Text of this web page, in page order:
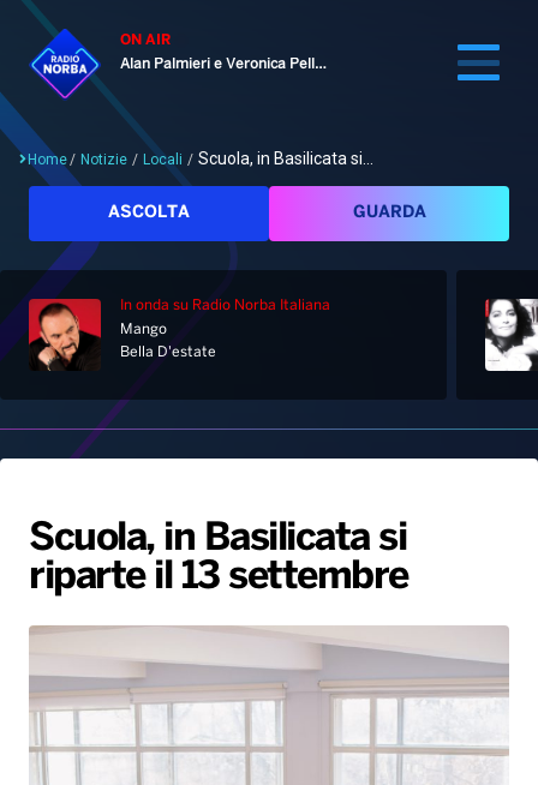
ON AIR
Alan Palmieri e Veronica Pellegrino
Cerca
Home
Palinsesto
Hit Dance
Giochi&Concorsi
PALATOUR
Notizie
Locali
Musica e Spettacolo
Sport
Radio Norba Consiglia
Leggerissime
Playlist
Generale
Novità
Notiziario
Interviste
Oroscopo
Speciale Astrabilia 2026
Gallery
Radio Norba News TV
Voce al Bari
Battiti Live 2026
Gallery
Home/ Notizie / Locali / Scuola, in Basilicata si...
ASCOLTA GUARDA
In onda su Radio Norba Italiana
Mango
Bella D'estate
Scuola, in Basilicata si
riparte il 13 settembre